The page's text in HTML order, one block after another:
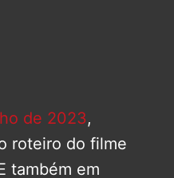
de 2023,
roteiro do filme
também em